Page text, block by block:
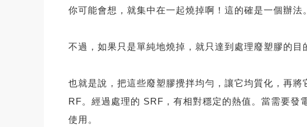
你可能會想，就集中在一起燒掉啊！這的確是一個辦法。
不過，如果只是單純地燒掉，就只達到處理廢塑膠的
也就是說，把這些廢塑膠攪拌均勻，讓它均質化，再
RF。經過處理的 SRF，有相對穩定的熱值。當需要
使用。